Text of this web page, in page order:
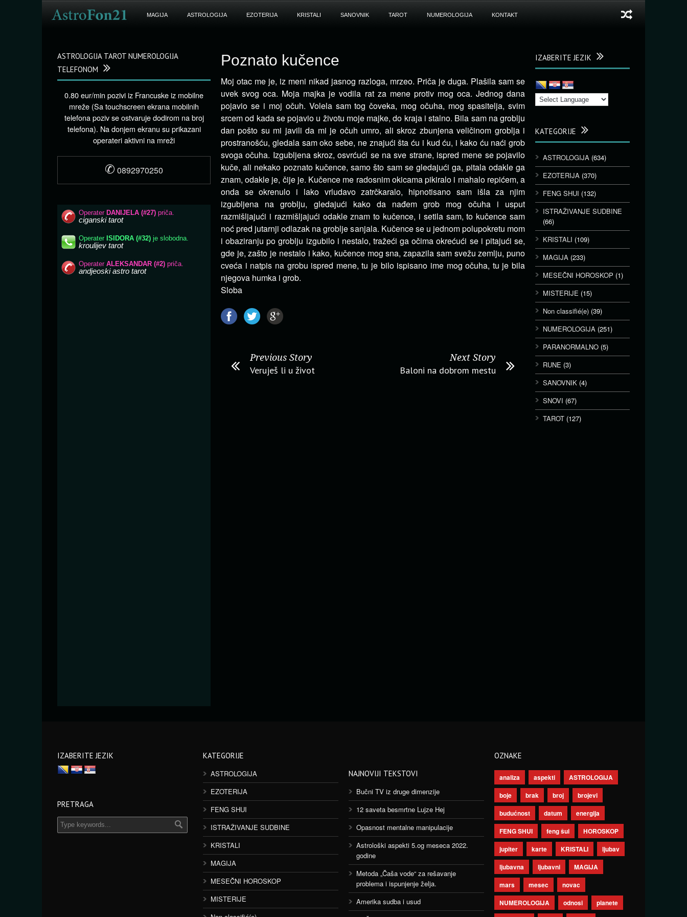
MAGIJA ASTROLOGIJA EZOTERIJA KRISTALI SANOVNIK TAROT NUMEROLOGIJA KONTAKT
Poznato kučence
Moj otac me je, iz meni nikad jasnog razloga, mrzeo. Priča je duga. Plašila sam se
uvek svog oca. Moja majka je vodila rat za mene protiv mog oca. Jednog dana
pojavio se i moj očuh. Volela sam tog čoveka, mog očuha, mog spasitelja, svim
srcem od kada se pojavio u životu moje majke, do kraja i stalno. Bila sam na groblju
dan pošto su mi javili da mi je očuh umro, ali skroz zbunjena veličinom groblja i
prostranošću, gledala sam oko sebe, ne znajući šta ću i kud ću, i kako ću naći grob
svoga očuha. Izgubljena skroz, osvrćući se na sve strane, ispred mene se pojavilo
kuče, ali nekako poznato kučence, samo što sam se gledajući ga, pitala odakle ga
znam, odakle je, čije je. Kučence me radosnim okicama pikiralo i mahalo repićem, a
onda se okrenulo i lako vrludavo zatrčkaralo, hipnotisano sam išla za njim
izgubljena na groblju, gledajući kako da nađem grob mog očuha i usput
razmišljajući i razmišljajući odakle znam to kučence, i setila sam, to kučence sam
noć pred jutarnji odlazak na groblje sanjala. Kučence se u jednom polupokretu mom
i obaziranju po groblju izgubilo i nestalo, tražeći ga očima okrećući se i pitajući se,
gde je, zašto je nestalo i kako, kučence mog sna, zapazila sam svežu zemlju, puno
cveća i natpis na grobu ispred mene, tu je bilo ispisano ime mog očuha, tu je bila
njegova humka i grob.
Sloba
Previous Story
Veruješ li u život
Next Story
Baloni na dobrom mestu
IZABERITE JEZIK
KATEGORIJE
ASTROLOGIJA (634)
EZOTERIJA (370)
FENG SHUI (132)
ISTRAŽIVANJE SUDBINE
(66)
KRISTALI (109)
MAGIJA (233)
MESEČNI HOROSKOP (1)
MISTERIJE (15)
Non classifié(e) (39)
NUMEROLOGIJA (251)
PARANORMALNO (5)
RUNE (3)
SANOVNIK (4)
SNOVI (67)
TAROT (127)
ASTROLOGIJA TAROT NUMEROLOGIJA
TELEFONOM
0.80 eur/min pozivi iz Francuske iz mobilne
mreže (Sa touchscreen ekrana mobilnih
telefona poziv se ostvaruje dodirom na broj
telefona). Na donjem ekranu su prikazani
operateri aktivni na mreži
✆ 0892970250
IZABERITE JEZIK
PRETRAGA
KATEGORIJE
ASTROLOGIJA
EZOTERIJA
FENG SHUI
ISTRAŽIVANJE SUDBINE
KRISTALI
MAGIJA
MESEČNI HOROSKOP
MISTERIJE
NAJNOVIJI TEKSTOVI
Bučni TV iz druge dimenzije
12 saveta besmrtne Lujze Hej
Opasnost mentalne manipulacije
Astrološki aspekti 5.og meseca 2022.
godine
Metoda „Čaša vode“ za rešavanje
problema i ispunjenje želja.
Amerika sudba i usud
OZNAKE
analiza aspekti
ASTROLOGIJA
boje
brak broj
brojevi
budućnost
datum
energija
FENG SHUI
feng šui
HOROSKOP
jupiter
karte KRISTALI
ljubav
ljubavna
ljubavni
MAGIJA
mars
mesec
novac
NUMEROLOGIJA
odnosi
planete